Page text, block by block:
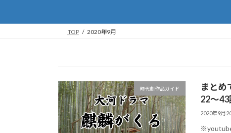
TOP 2020年9月
時代劇作品ガイド
まとめ
22～
2020年9月